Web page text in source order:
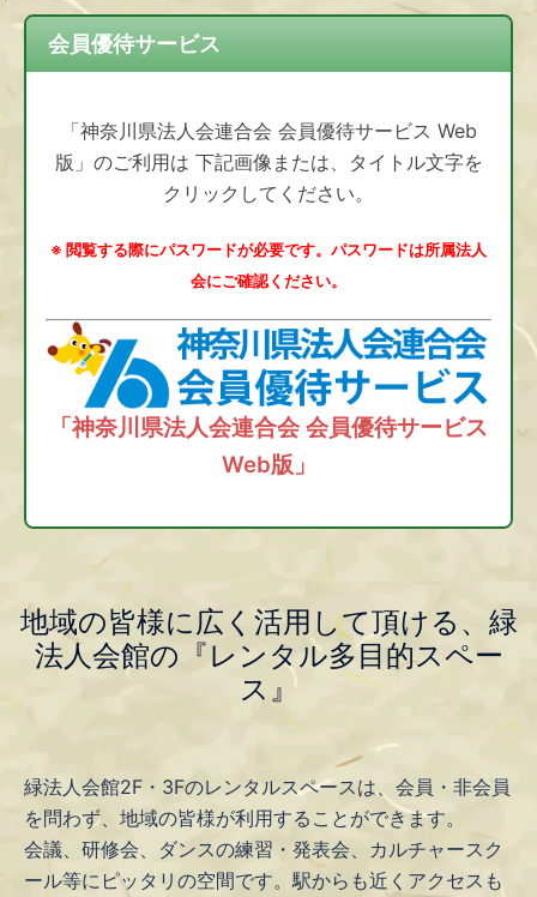
会員優待サービス
「神奈川県法人会連合会 会員優待サービス Web
版」のご利用は 下記画像または、タイトル文字を
クリックしてください。
※ 閲覧する際にパスワードが必要です。パスワードは所属法人
会にご確認ください。
「神奈川県法人会連合会 会員優待サービス
Web版」
地域の皆様に広く活用して頂ける、緑
法人会館の『レンタル多目的スペー
ス』
緑法人会館2F・3Fのレンタルスペースは、会員・非会員
を問わず、地域の皆様が利用することができます。
会議、研修会、ダンスの練習・発表会、カルチャースク
ール等にピッタリの空間です。駅からも近くアクセスも